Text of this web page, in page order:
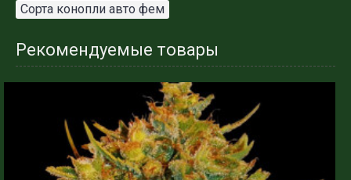
Сорта конопли авто фем
Рекомендуемые товары